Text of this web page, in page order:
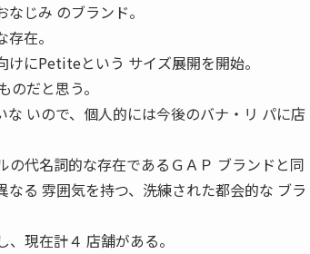
じみ のブランド。
在。
にPetiteという サイズ展開を開始。
だと思う。
いので、個人的には今後のバナ・リ パに店
代名詞的な存在であるＧＡＰ ブランドと同
る 雰囲気を持つ、洗練された都会的な ブラ
現在計４ 店舗がある。